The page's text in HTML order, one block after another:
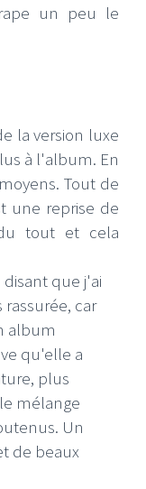
un peu le
la version luxe
à l'album. En
Tout de
une reprise de
tout et cela
disant que j'ai
car
album
qu'elle a
plus
mélange
Un
de beaux